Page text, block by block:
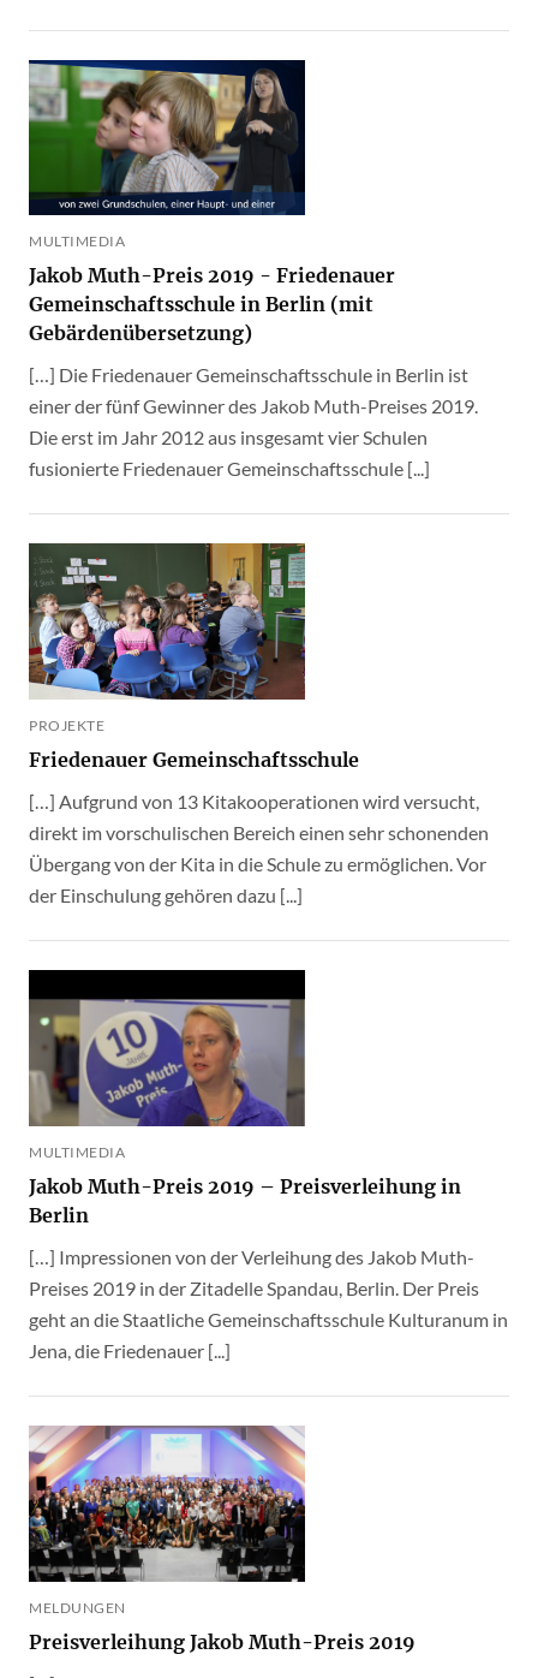
MULTIMEDIA
Jakob Muth-Preis 2019 - Friedenauer
Gemeinschaftsschule in Berlin (mit
Gebärdenübersetzung)
[…] Die Friedenauer Gemeinschaftsschule in Berlin ist
einer der fünf Gewinner des Jakob Muth-Preises 2019.
Die erst im Jahr 2012 aus insgesamt vier Schulen
fusionierte Friedenauer Gemeinschaftsschule [...]
PROJEKTE
Friedenauer Gemeinschaftsschule
[…] Aufgrund von 13 Kitakooperationen wird versucht,
direkt im vorschulischen Bereich einen sehr schonenden
Übergang von der Kita in die Schule zu ermöglichen. Vor
der Einschulung gehören dazu [...]
MULTIMEDIA
Jakob Muth-Preis 2019 – Preisverleihung in
Berlin
[…] Impressionen von der Verleihung des Jakob Muth-
Preises 2019 in der Zitadelle Spandau, Berlin. Der Preis
geht an die Staatliche Gemeinschaftsschule Kulturanum in
Jena, die Friedenauer [...]
MELDUNGEN
Preisverleihung Jakob Muth-Preis 2019